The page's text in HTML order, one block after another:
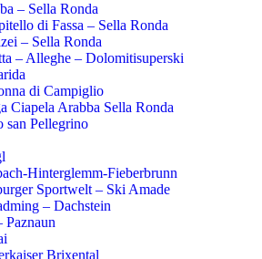
– Sella Ronda
di Fassa – Sella Ronda
– Sella Ronda
– Alleghe – Dolomitisuperski
di Campiglio
Ciapela Arabba Sella Ronda
san Pellegrino
Hinterglemm-Fieberbrunn
Sportwelt – Ski Amade
– Dachstein
Paznaun
Brixental